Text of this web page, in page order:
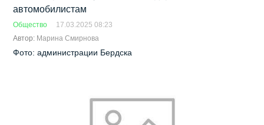
автомобилистам
Общество
17.03.2025 08:23
Автор: Марина Смирнова
Фото: администрации Бердска